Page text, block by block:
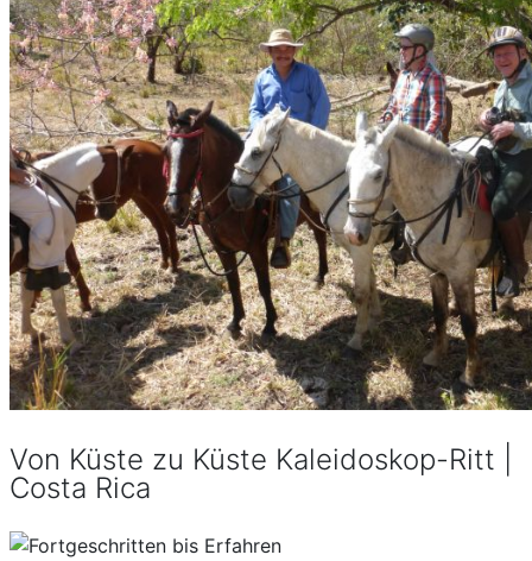
Von Küste zu Küste Kaleidoskop-Ritt |
Costa Rica